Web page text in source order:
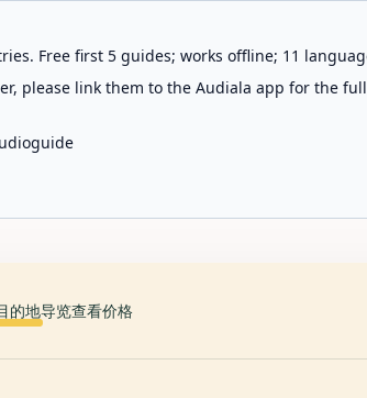
Free first 5 guides; works offline; 11
please link them to the Audiala app for the
的地导览查看价格